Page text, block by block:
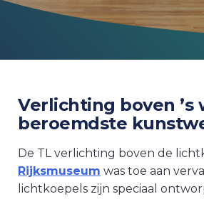
Verlichting boven ’s
beroemdste
De TL verlichting boven de
Rijksmuseum was toe aan
lichtkoepels zijn speciaal